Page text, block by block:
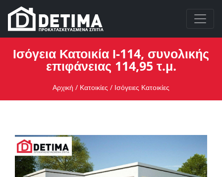
Ισόγεια Κατοικία Ι-114, συνολικής
επιφάνειας 114,95 τ.μ.
Αρχική / Κατοικίες / Ισόγειες Κατοικίες